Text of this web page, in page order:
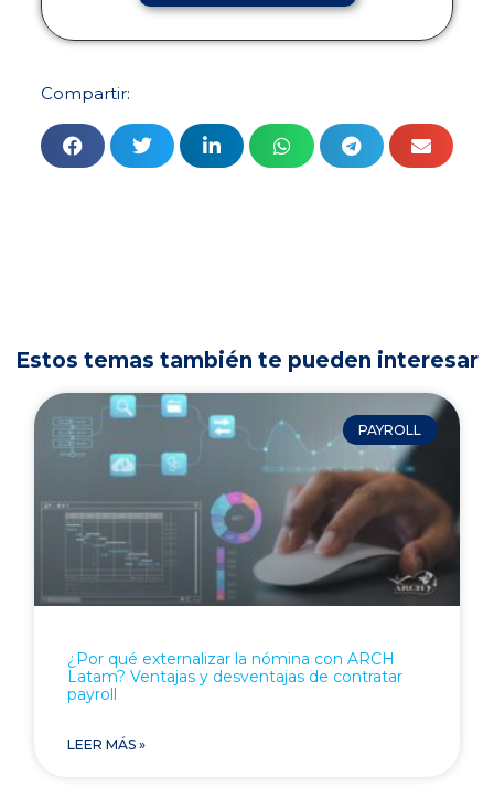
Compartir:
Estos temas también te pueden interesar
PAYROLL
¿Por qué externalizar la nómina con ARCH
Latam? Ventajas y desventajas de contratar
payroll
LEER MÁS »